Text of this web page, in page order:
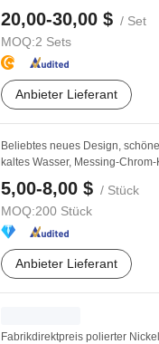
20,00-30,00 $ / Set
MOQ:2 Sets
Anbieter Lieferant
Beliebtes neues Design,
kaltes Wasser, Messing-
5,00-8,00 $ / Stück
MOQ:200 Stück
Anbieter Lieferant
Fabrikdirektpreis polierter